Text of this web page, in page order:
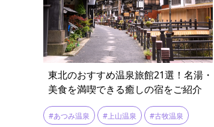
東北のおすすめ温泉旅館21選！名湯・
美食を満喫できる癒しの宿をご紹介
#あつみ温泉 #上山温泉 #古牧温泉